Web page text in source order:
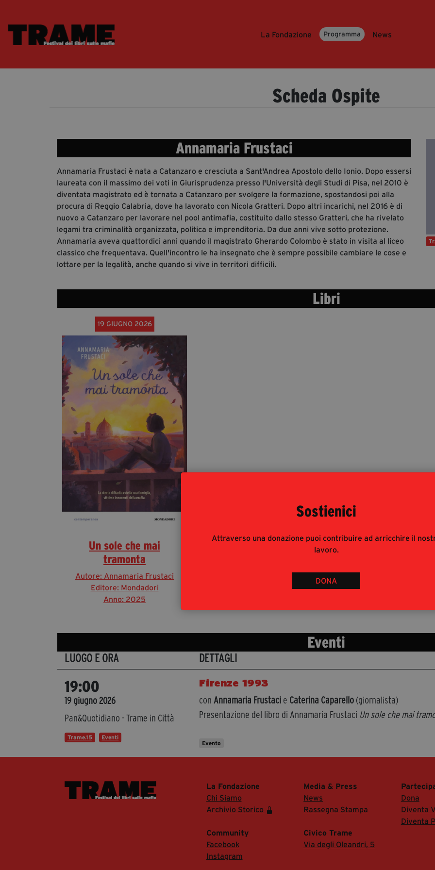
Sostienici
Attraverso una donazione puoi contribuire ad arricchire il
lavoro.
DONA
La Fondazione Programma News
Scheda Ospite
Annamaria Frustaci
Annamaria Frustaci è nata a Catanzaro e cresciuta a Sant'Andrea Apostolo dello Ionio. Dopo essersi
laureata con il massimo dei voti in Giurisprudenza presso l'Università degli Studi di Pisa, nel 2010 è
diventata magistrato ed è tornata a Catanzaro per svolgere la formazione, spostandosi poi alla
procura di Reggio Calabria, dove ha lavorato con Nicola Gratteri. Dopo altri incarichi, nel 2016 è di
nuovo a Catanzaro per lavorare nel pool antimafia, costituito dallo stesso Gratteri, che ha rivelato
legami tra criminalità organizzata, politica e imprenditoria. Da due anni vive sotto protezione.
Annamaria aveva quattordici anni quando il magistrato Gherardo Colombo è stato in visita al liceo
classico che frequentava. Quell'incontro le ha insegnato che è sempre possibile cambiare le cose e
lottare per la legalità, anche quando si vive in territori difficili.
Libri
19 GIUGNO 2026
Un sole che mai
tramonta
Autore: Annamaria Frustaci
Editore: Mondadori
Anno: 2025
Eventi
LUOGO E ORA DETTAGLI
19:00
19 giugno 2026
Pan&Quotidiano - Trame in Città
Trame.15 Eventi
Firenze 1993
con Annamaria Frustaci e Caterina Caparello (giornalista)
Presentazione del libro di Annamaria Frustaci Un sole che mai
Evento
La Fondazione
Chi Siamo
Archivio Storico
Media & Press
News
Rassegna Stampa
Dona
Diventa
Diventa
Community
Facebook
Instagram
Civico Trame
Via degli Oleandri, 5